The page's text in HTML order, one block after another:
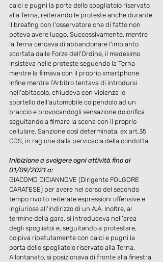
calci e pugni la porta dello spogliatoio riservato
alla Terna, reiterando le proteste anche durante
il breafing con l'osservatore che di fatto non
poteva avere luogo. Successivamente, mentre
la Terna cercava di abbandonare l'impianto
scortata dalle Forze dell'Ordine, il medesimo
insisteva nelle proteste seguendo la Terna
mentre la filmava con il proprio smartphone.
Infine mentre l'Arbitro tentava di introdursi
nell'abitacolo, chiudeva con violenza lo
sportello dell'automobile colpendolo ad un
braccio e provocandogli sensazione dolorifica
seguitando a filmare la scena con il proprio
cellulare. Sanzione così determinata, ex art.35
CGS, in ragione dalla pervicacia della condotta.
Inibizione a svolgere ogni attività fino al
01/09/2021 a:
GIACOMO DICIANNOVE (Dirigente FOLGORE
CARATESE) per avere nel corso del secondo
tempo rivolto reiterate espressioni offensive e
ingiuriose all'indirizzo di un A.A. Inoltre, al
termine della gara, si introduceva nell'area
degli spogliatoi e, seguitando a protestare,
colpiva ripetutamente con calci e pugni la
porta dello spogliatoio riservato alla Terna.
Allontanato, si posizionava di fronte alla finestra